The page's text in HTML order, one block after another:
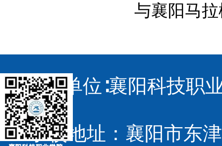
与襄阳马
主办单位∶襄阳科技
学校地址：襄阳市东